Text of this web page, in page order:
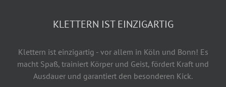
KLETTERN IST EINZIGARTIG
Klettern ist einzigartig - vor allem in Köln und Bonn! Es
macht Spaß, trainiert Körper und Geist, fördert Kraft und
Ausdauer und garantiert den besonderen Kick.